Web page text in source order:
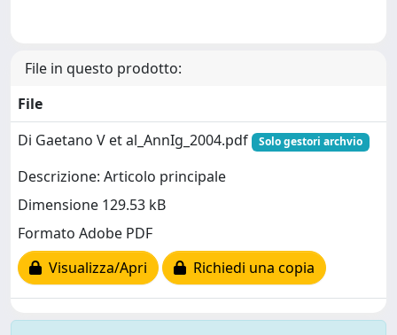
File in questo prodotto:
File
Di Gaetano V et al_AnnIg_2004.pdf
Solo gestori archvio
Descrizione: Articolo principale
Dimensione 129.53 kB
Formato Adobe PDF
Visualizza/Apri
Richiedi una copia